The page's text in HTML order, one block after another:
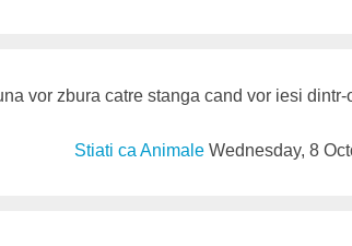
vor zbura catre stanga cand vor iesi dintr-
Stiati ca AnimaleWednesday, 8